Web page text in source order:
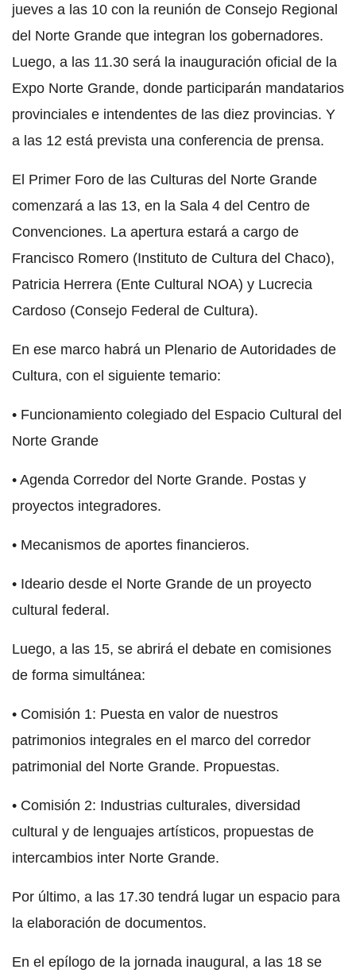
jueves a las 10 con la reunión de Consejo Regional
del Norte Grande que integran los gobernadores.
Luego, a las 11.30 será la inauguración oficial de la
Expo Norte Grande, donde participarán mandatarios
provinciales e intendentes de las diez provincias. Y
a las 12 está prevista una conferencia de prensa.
El Primer Foro de las Culturas del Norte Grande
comenzará a las 13, en la Sala 4 del Centro de
Convenciones. La apertura estará a cargo de
Francisco Romero (Instituto de Cultura del Chaco),
Patricia Herrera (Ente Cultural NOA) y Lucrecia
Cardoso (Consejo Federal de Cultura).
En ese marco habrá un Plenario de Autoridades de
Cultura, con el siguiente temario:
• Funcionamiento colegiado del Espacio Cultural del
Norte Grande
• Agenda Corredor del Norte Grande. Postas y
proyectos integradores.
• Mecanismos de aportes financieros.
• Ideario desde el Norte Grande de un proyecto
cultural federal.
Luego, a las 15, se abrirá el debate en comisiones
de forma simultánea:
• Comisión 1: Puesta en valor de nuestros
patrimonios integrales en el marco del corredor
patrimonial del Norte Grande. Propuestas.
• Comisión 2: Industrias culturales, diversidad
cultural y de lenguajes artísticos, propuestas de
intercambios inter Norte Grande.
Por último, a las 17.30 tendrá lugar un espacio para
la elaboración de documentos.
En el epílogo de la jornada inaugural, a las 18 se